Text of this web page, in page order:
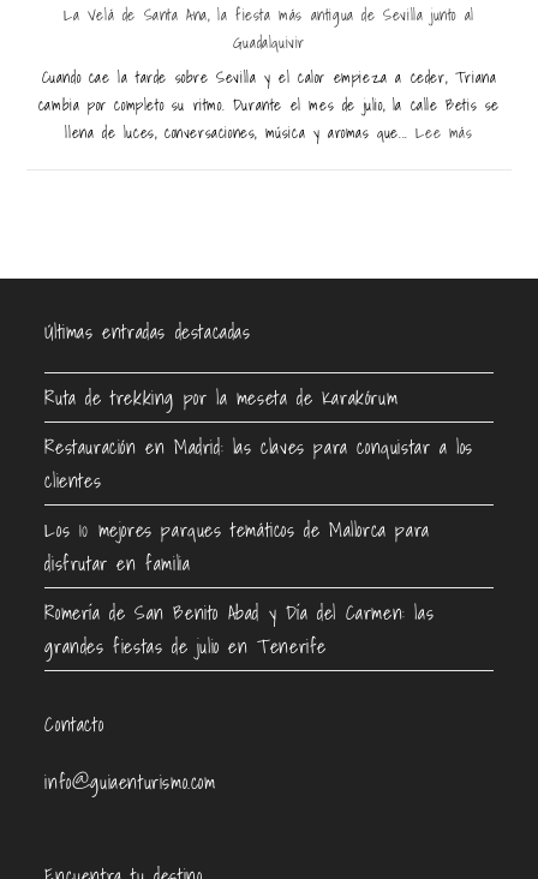
La Velá de Santa Ana, la fiesta más antigua de Sevilla junto al
Guadalquivir
Cuando cae la tarde sobre Sevilla y el calor empieza a ceder, Triana
cambia por completo su ritmo. Durante el mes de julio, la calle Betis se
llena de luces, conversaciones, música y aromas que...Lee más
Últimas entradas destacadas
Ruta de trekking por la meseta de Karakórum
Restauración en Madrid: las claves para conquistar a los
clientes
Los 10 mejores parques temáticos de Mallorca para
disfrutar en familia
Romería de San Benito Abad y Día del Carmen: las
grandes fiestas de julio en Tenerife
Contacto
info@guiaenturismo.com